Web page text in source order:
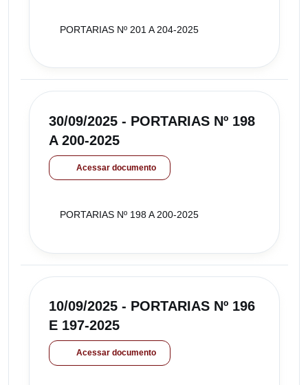
PORTARIAS Nº 201 A 204-2025
30/09/2025 - PORTARIAS Nº 198
A 200-2025
Acessar documento
PORTARIAS Nº 198 A 200-2025
10/09/2025 - PORTARIAS Nº 196
E 197-2025
Acessar documento